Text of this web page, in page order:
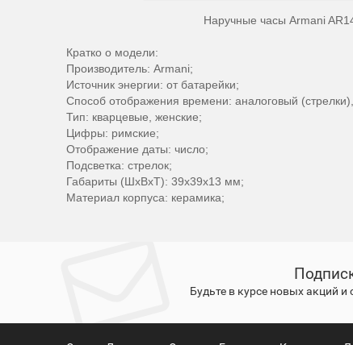
Наручные часы Armani
Кратко о модели:
Производитель: Armani;
Источник энергии: от батарейки;
Способ отображения времени: аналоговый
Тип: кварцевые, женские;
Цифры: римские;
Отображение даты: число;
Подсветка: стрелок;
Габариты (ШхВхТ): 39x39x13 мм;
Материал корпуса: керамика;
Будьте в курсе новых акций